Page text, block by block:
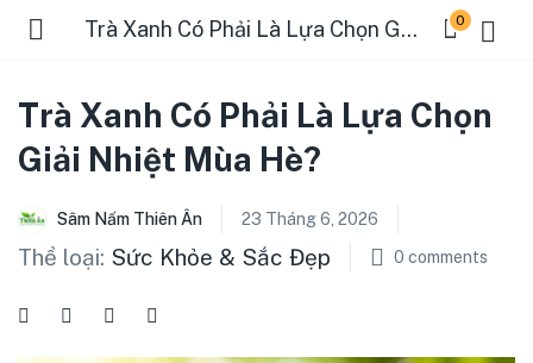
Trà Xanh Có Phải Là Lựa Chọn Giải Nhiệt Mùa Hè? 0
Trà Xanh Có Phải Là Lựa Chọn
Giải Nhiệt Mùa Hè?
Sâm Nấm Thiên Ân 23 Tháng 6, 2026
Thể loại: Sức Khỏe & Sắc Đẹp 0 comments